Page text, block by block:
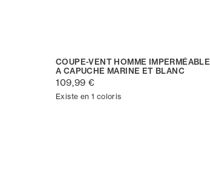
COUPE-VENT HOMME IMPERMÉABLE
A CAPUCHE MARINE ET BLANC
109,99 €
Existe en 1 coloris